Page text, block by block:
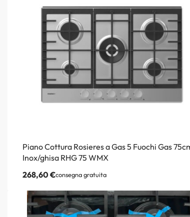
Piano Cottura Rosieres a Gas 5 Fuochi Gas
Inox/ghisa RHG 75 WMX
268,60€consegna gratuita